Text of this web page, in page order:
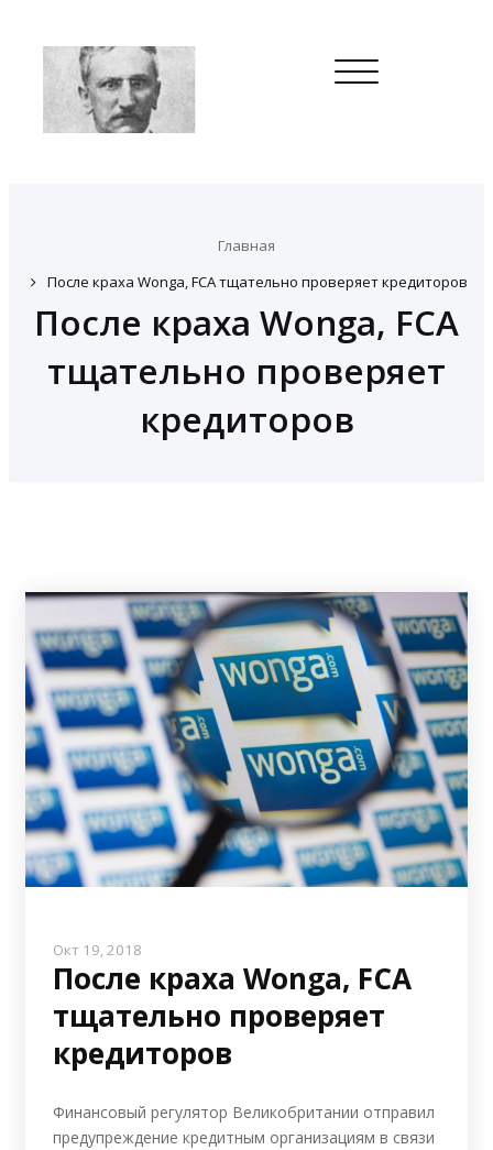
Toggle
navigation
Главная
После краха Wonga, FCA тщательно проверяет кредиторов
После краха Wonga, FCA
тщательно проверяет
кредиторов
Окт 19, 2018
После краха Wonga, FCA
тщательно проверяет
кредиторов
Финансовый регулятор Великобритании отправил
предупреждение кредитным организациям в связи